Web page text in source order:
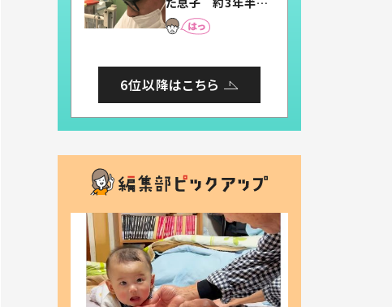
れる」
後、当時の妻の日記
に書いてあった本音
6位以降はこちら